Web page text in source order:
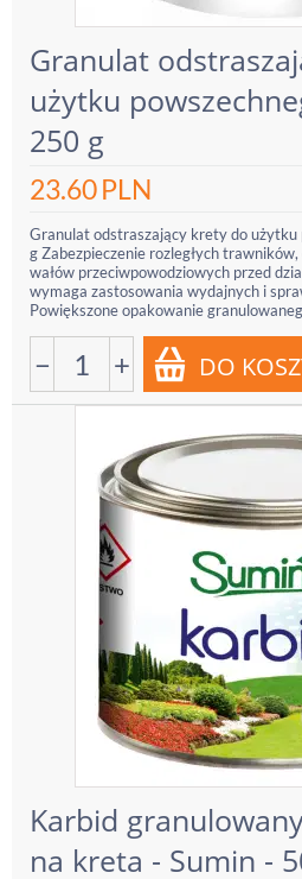
Granulat
użytku
250 g
23.60PLN
Granulat odstraszający krety do użytku
g Zabezpieczenie rozległych
wałów przeciwpowodziowych przed
wymaga zastosowania wydajnych i
Powiększone opakowanie
− +
Karbid
na kreta - Sumin -